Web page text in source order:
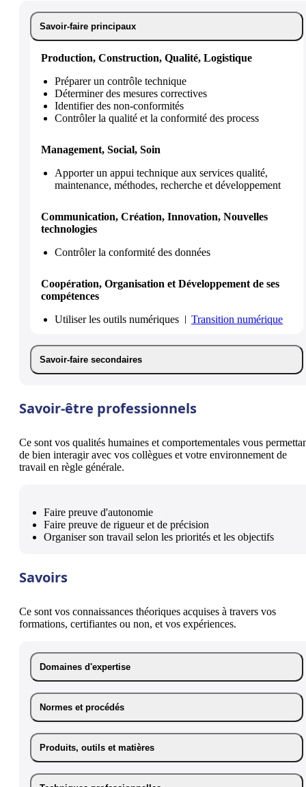
Savoir-faire principaux
Production, Construction, Qualité, Logistique
Préparer un contrôle technique
Déterminer des mesures correctives
Identifier des non-conformités
Contrôler la qualité et la conformité des process
Management, Social, Soin
Apporter un appui technique aux services qualité,
maintenance, méthodes, recherche et développement
Communication, Création, Innovation, Nouvelles
technologies
Contrôler la conformité des données
Coopération, Organisation et Développement de ses
compétences
Utiliser les outils numériques
Transition numérique
Savoir-faire secondaires
Savoir-être professionnels
Ce sont vos qualités humaines et comportementales vous
de bien interagir avec vos collègues et votre environnement de
travail en règle générale.
Faire preuve d'autonomie
Faire preuve de rigueur et de précision
Organiser son travail selon les priorités et les objectifs
Savoirs
Ce sont vos connaissances théoriques acquises à travers vos
formations, certifiantes ou non, et vos expériences.
Domaines d'expertise
Normes et procédés
Produits, outils et matières